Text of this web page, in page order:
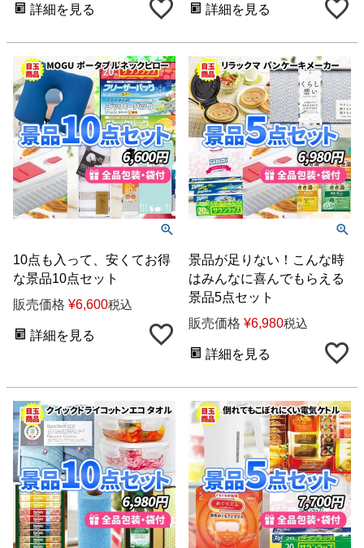
詳細を見る 詳細を見る
10点も入って、安くてお得
な景品10点セット
販売価格 ¥6,600税込
詳細を見る
景品が足りない！こんな時
はみんなに喜んでもらえる
景品5点セット
販売価格 ¥6,980税込
詳細を見る